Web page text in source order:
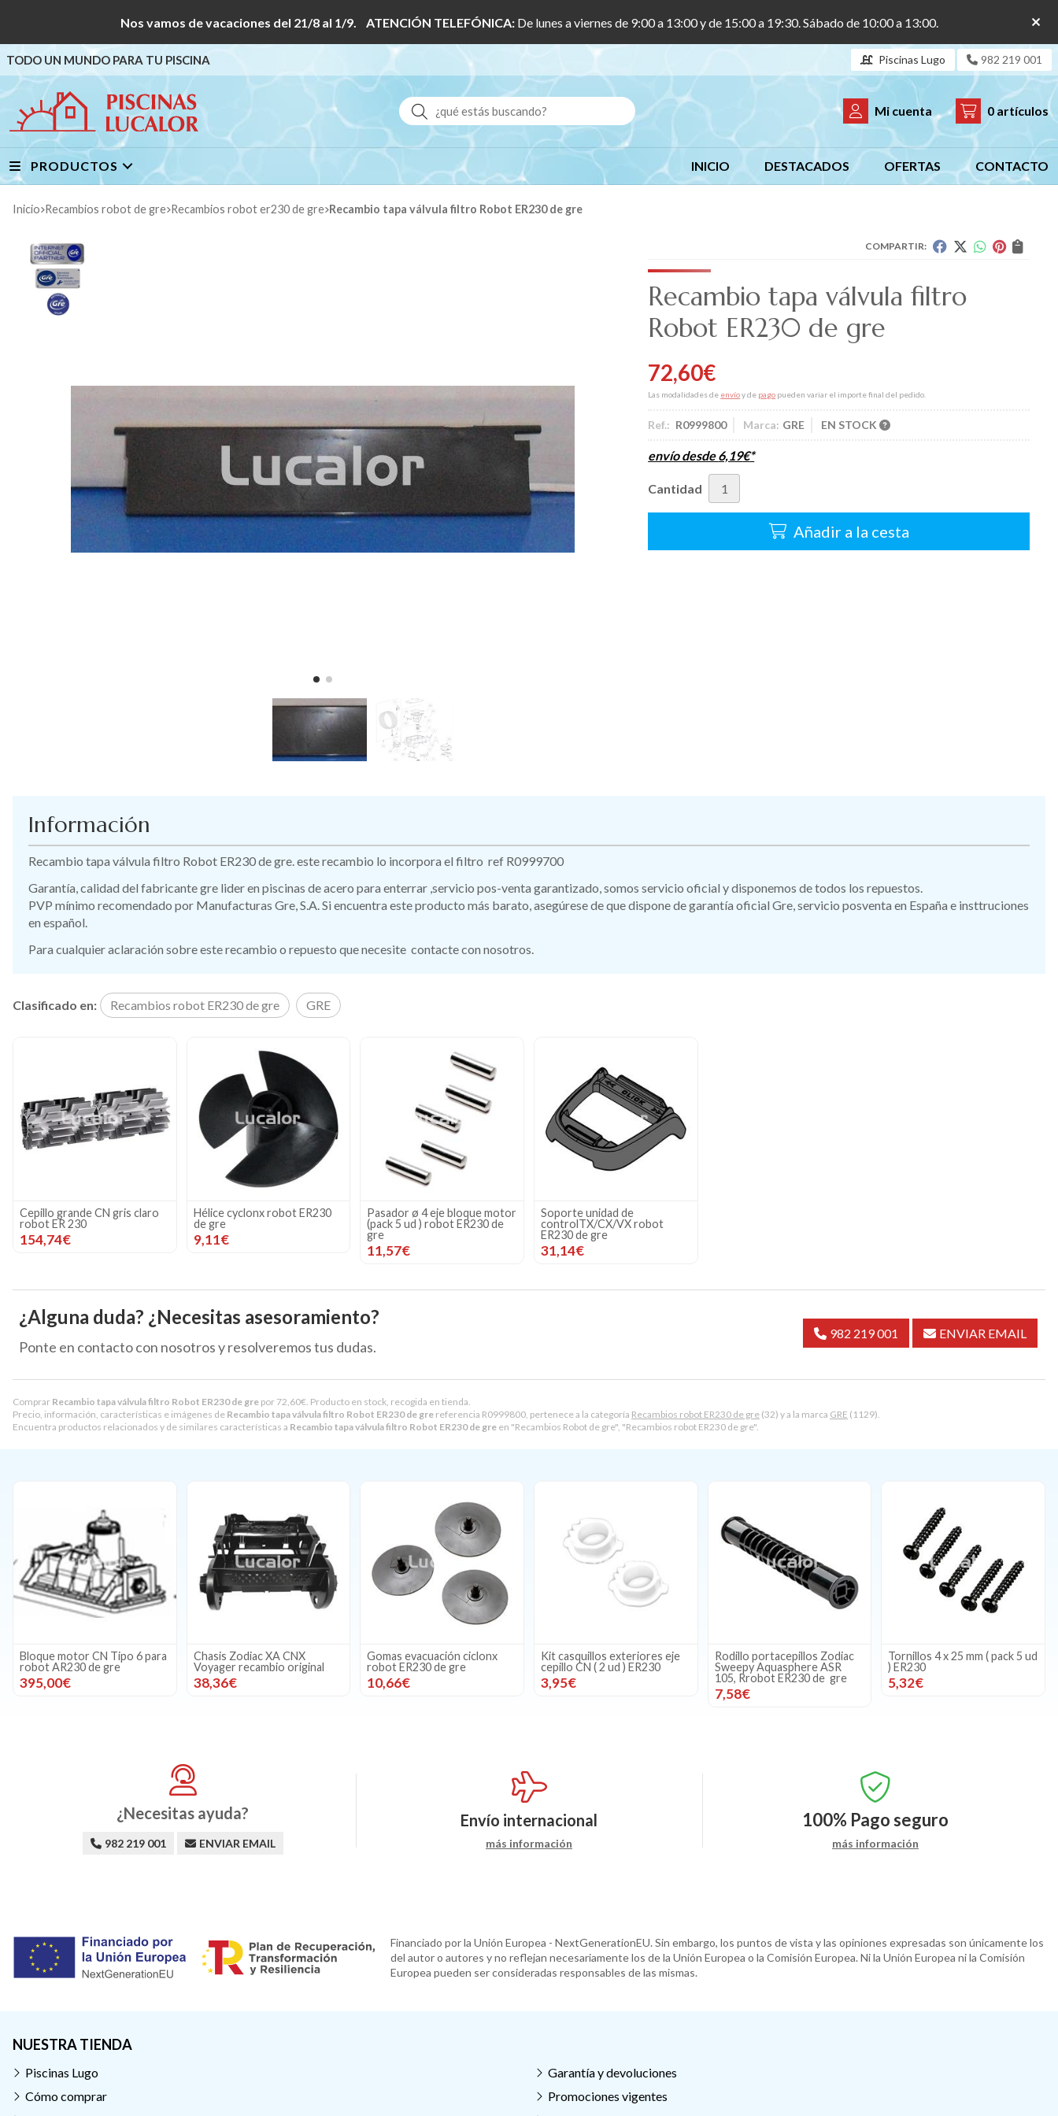
Nos vamos de vacaciones del 21/8 al 1/9. ATENCIÓN TELEFÓNICA: De lunes a viernes de 9:00 a 13:00 y de 15:00 a 19:30. Sábado de 10:00 a 13:00.
TODO UN MUNDO PARA TU PISCINA Piscinas Lugo 982 219 001
Buscar Mi cuenta 0 artículos
PRODUCTOS INICIO DESTACADOS OFERTAS CONTACTO
Inicio recambios robot de gre recambios robot er230 de gre Recambio tapa válvula filtro Robot ER230 de gre
COMPARTIR:
Recambio tapa válvula filtro
Robot ER230 de gre
72,60€
Las modalidades de envíoy de pago pueden variar el importe final del pedido.
Ref.: R0999800 Marca: GRE EN STOCK
envío desde6,19€*
Cantidad
Añadir a la cesta
Comprar Recambio tapa válvula filtro Robot ER230 de gre por 72,60€ . Producto en stock, recogida en tienda.
Precio, información, características e imágenes de Recambio tapa válvula filtro Robot ER230 de gre referencia R0999800, pertenece a la categoría Recambios robot ER230 de gre (32) y a la marca GRE (1129).
Encuentra productos relacionados y de similares características a Recambio tapa válvula filtro Robot ER230 de gre en "Recambios Robot de gre", "Recambios robot ER230 de gre".
Información
Recambio tapa válvula filtro Robot ER230 de gre. este recambio lo incorpora el filtro ref R0999700
Garantía, calidad del fabricante gre lider en piscinas de acero para enterrar ,servicio pos-venta garantizado, somos servicio oficial y disponemos de todos los repuestos.
PVP mínimo recomendado por Manufacturas Gre, S.A. Si encuentra este producto más barato, asegúrese de que dispone de garantía oficial Gre, servicio posventa en España e insttruciones
en español.
Para cualquier aclaración sobre este recambio o repuesto que necesite contacte con nosotros.
Clasificado en: Recambios robot ER230 de gre GRE
Cepillo grande CN gris claro
robot ER 230
154,74€
Hélice cyclonx robot ER230
de gre
9,11€
Pasador ø 4 eje bloque motor
(pack 5 ud ) robot ER230 de
gre
11,57€
Soporte unidad de
controlTX/CX/VX robot
ER230 de gre
31,14€
¿Alguna duda? ¿Necesitas asesoramiento?
Ponte en contacto con nosotros y resolveremos tus dudas.
982 219 001 ENVIAR EMAIL
Bloque motor CN Tipo 6 para
robot AR230 de gre
395,00€
Chasis Zodiac XA CNX
Voyager recambio original
38,36€
Gomas evacuación ciclonx
robot ER230 de gre
10,66€
Kit casquillos exteriores eje
cepillo CN ( 2 ud ) ER230
3,95€
Rodillo portacepillos Zodiac
Sweepy Aquasphere ASR
105, Rrobot ER230 de gre
7,58€
Tornillos 4 x 25 mm ( pack 5 ud
) ER230
5,32€
¿Necesitas ayuda?
982 219 001 ENVIAR EMAIL
Envío internacional
más información
100% Pago seguro
más información
Financiado por la Unión Europea - NextGenerationEU. Sin embargo, los puntos de vista y las opiniones expresadas son únicamente los
del autor o autores y no reflejan necesariamente los de la Unión Europea o la Comisión Europea. Ni la Unión Europea ni la Comisión
Europea pueden ser consideradas responsables de las mismas.
NUESTRA TIENDA
Piscinas Lugo
Cómo comprar
Garantía y devoluciones
Promociones vigentes